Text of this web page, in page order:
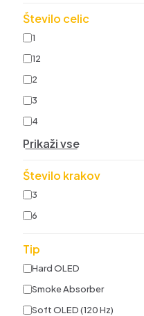
Število celic
1
12
2
3
4
Prikaži vse
Število krakov
3
6
Tip
Hard OLED
Smoke Absorber
Soft OLED (120 Hz)